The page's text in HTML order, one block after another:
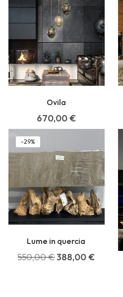
Ovila
670,00€
-29%
Lume in quercia
550,00€388,00€